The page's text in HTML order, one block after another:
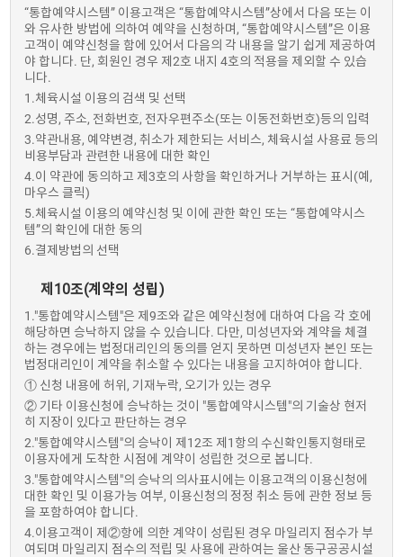
“통합예약시스템” 이용고객은 “통합예약시스템”상에서 다음 또는 이
와 유사한 방법에 의하여 예약을 신청하며, “통합예약시스템”은 이용
고객이 예약신청을 함에 있어서 다음의 각 내용을 알기 쉽게 제공하여
야 합니다. 단, 회원인 경우 제2호 내지 4호의 적용을 제외할 수 있습
니다.
1.체육시설 이용의 검색 및 선택
2.성명, 주소, 전화번호, 전자우편주소(또는 이동전화번호)등의 입력
3.약관내용, 예약변경, 취소가 제한되는 서비스, 체육시설 사용료 등의
비용부담과 관련한 내용에 대한 확인
4.이 약관에 동의하고 제3호의 사항을 확인하거나 거부하는 표시(예,
마우스 클릭)
5.체육시설 이용의 예약신청 및 이에 관한 확인 또는 “통합예약시스
템”의 확인에 대한 동의
6.결제방법의 선택
제10조(계약의 성립)
1."통합예약시스템"은 제9조와 같은 예약신청에 대하여 다음 각 호에
해당하면 승낙하지 않을 수 있습니다. 다만, 미성년자와 계약을 체결
하는 경우에는 법정대리인의 동의를 얻지 못하면 미성년자 본인 또는
법정대리인이 계약을 취소할 수 있다는 내용을 고지하여야 합니다.
① 신청 내용에 허위, 기재누락, 오기가 있는 경우
② 기타 이용신청에 승낙하는 것이 "통합예약시스템"의 기술상 현저
히 지장이 있다고 판단하는 경우
2."통합예약시스템"의 승낙이 제12조 제1항의 수신확인통지형태로
이용자에게 도착한 시점에 계약이 성립한 것으로 봅니다.
3."통합예약시스템"의 승낙의 의사표시에는 이용고객의 이용신청에
대한 확인 및 이용가능 여부, 이용신청의 정정 취소 등에 관한 정보 등
을 포함하여야 합니다.
4.이용고객이 제②항에 의한 계약이 성립된 경우 마일리지 점수가 부
여되며 마일리지 점수의 적립 및 사용에 관하여는 울산 동구공공시설